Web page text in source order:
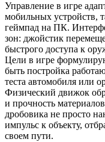
Управление в игре
мобильных устройств,
геймпад на ПК.
зон: джойстик
быстрого доступа к
Цели в игре
быть постройка
теста автомобиля или
Физический движок
и прочность
дробовика не просто
импульс к объекту,
своем пути.